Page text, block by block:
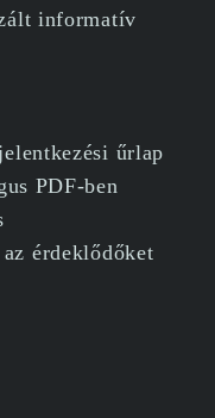
informatív
űrlap
PDF-ben
érdeklődőket